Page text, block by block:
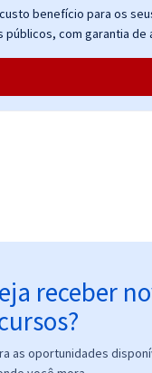
benefício para os
públicos, com garantia de
receber
as oportunidades